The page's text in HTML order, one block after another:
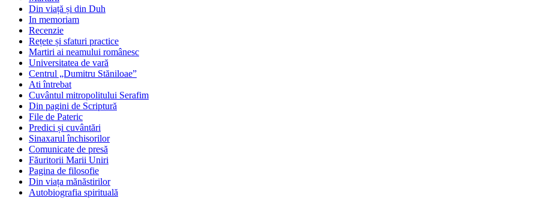
Din viață și din Duh
In memoriam
Recenzie
Rețete și sfaturi practice
Martiri ai neamului românesc
Universitatea de vară
Centrul „Dumitru Stăniloae”
Ati întrebat
Cuvântul mitropolitului Serafim
Din pagini de Scriptură
File de Pateric
Predici și cuvântări
Sinaxarul închisorilor
Comunicate de presă
Făuritorii Marii Uniri
Pagina de filosofie
Din viața mănăstirilor
Autobiografia spirituală